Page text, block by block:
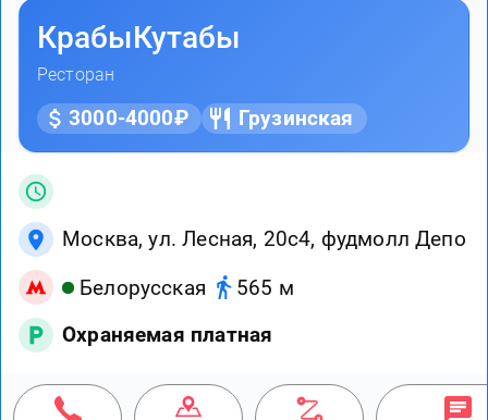
КрабыКутабы
Ресторан
3000-4000₽ Грузинская
Москва, ул. Лесная, 20с4, фудмолл Депо
Белорусская
565 м
Охраняемая платная